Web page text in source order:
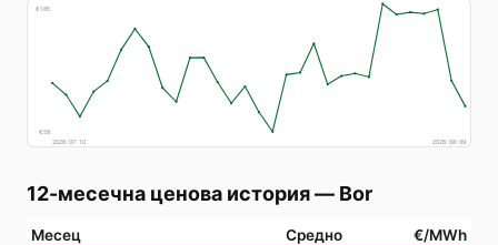
€185
€58
2026-07-10
2026-08-09
12-месечна ценова история— Bor
Месец Средно €/MWh